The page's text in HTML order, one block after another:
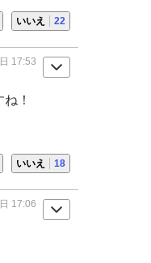
いいえ 22
17:53
！
いいえ 18
17:06